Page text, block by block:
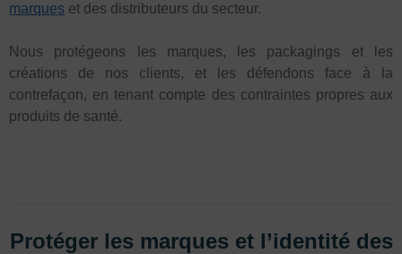
marques et des distributeurs du secteur.
Nous protégeons les marques, les packagings et les
créations de nos clients, et les défendons face à la
contrefaçon, en tenant compte des contraintes propres aux
produits de santé.
Protéger les marques et l’identité des